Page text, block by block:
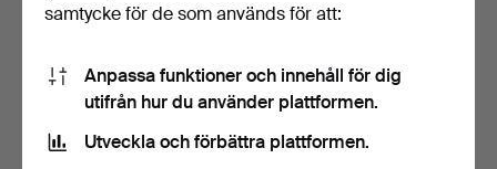
SIDOBORD, teak, 1950/60-
tal.
Klubbades 15 maj 2026
3 bud
SIDOBORD, trä, rotting och
Klubbades 14 maj 2026
2 bud
samtycke för de som används för att:
Anpassa funktioner och innehåll för dig
utifrån hur du använder plattformen.
Utveckla och förbättra plattformen.